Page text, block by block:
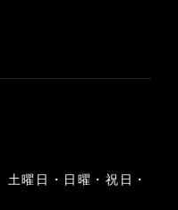
曜日・日曜・祝日・